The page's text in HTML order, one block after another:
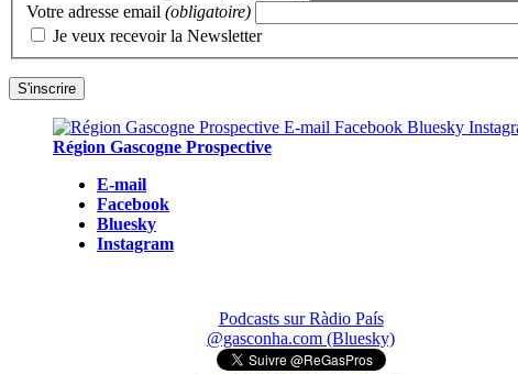
Votre adresse email (obligatoire)
Je veux recevoir la Newsletter
Région Gascogne Prospective
E-mail
Facebook
Bluesky
Instagram
Podcasts sur Ràdio País
@gasconha.com (Bluesky)